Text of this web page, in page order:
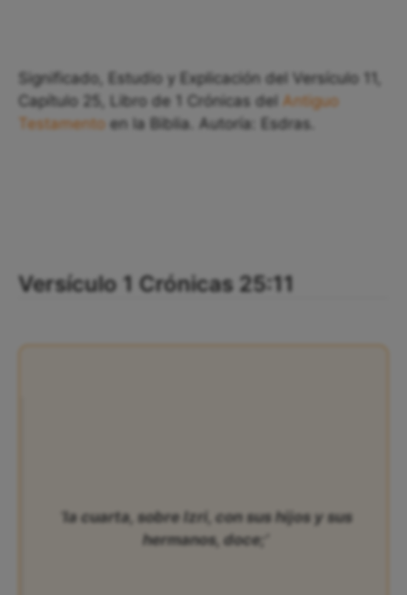
Significado, Estudio y Explicación del Versículo 11,
Capítulo 25, Libro de 1 Crónicas del Antiguo
Testamento en la Biblia. Autoría: Esdras.
Versículo 1 Crónicas 25:11
‘la cuarta, sobre Izri, con sus hijos y sus
hermanos, doce;’